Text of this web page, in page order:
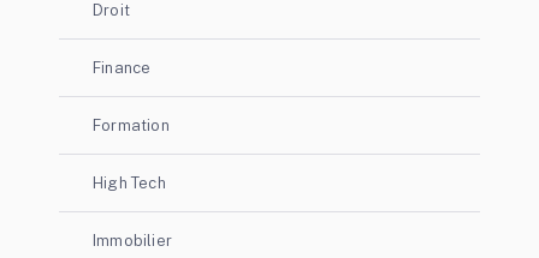
Droit
Finance
Formation
High Tech
Immobilier